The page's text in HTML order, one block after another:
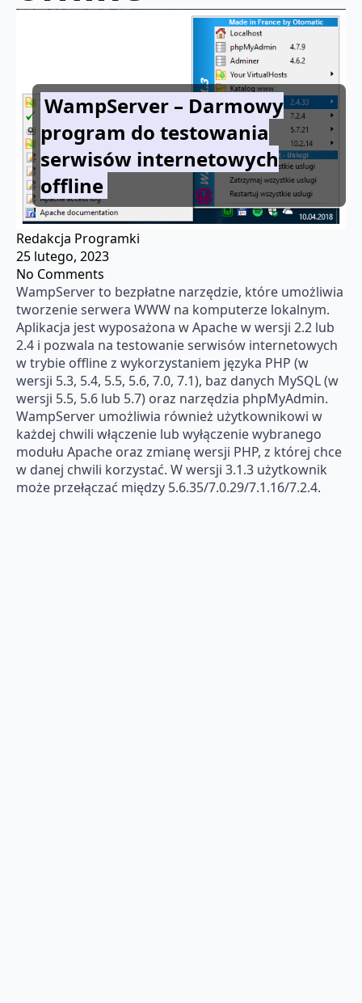
WampServer – Darmowy
program do testowania
serwisów internetowych
offline
Redakcja Programki
25 lutego, 2023
No Comments
WampServer to bezpłatne narzędzie, które umożliwia
tworzenie serwera WWW na komputerze lokalnym.
Aplikacja jest wyposażona w Apache w wersji 2.2 lub
2.4 i pozwala na testowanie serwisów internetowych
w trybie offline z wykorzystaniem języka PHP (w
wersji 5.3, 5.4, 5.5, 5.6, 7.0, 7.1), baz danych MySQL (w
wersji 5.5, 5.6 lub 5.7) oraz narzędzia phpMyAdmin.
WampServer umożliwia również użytkownikowi w
każdej chwili włączenie lub wyłączenie wybranego
modułu Apache oraz zmianę wersji PHP, z której chce
w danej chwili korzystać. W wersji 3.1.3 użytkownik
może przełączać między 5.6.35/7.0.29/7.1.16/7.2.4.